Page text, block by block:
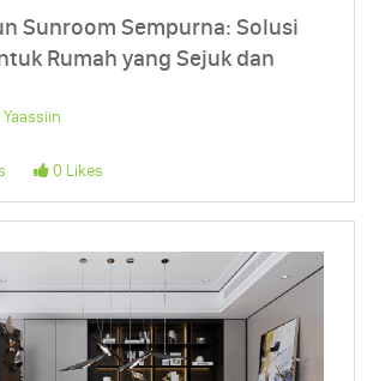
Sunroom Sempurna: Solusi
Rumah yang Sejuk dan
0 Likes